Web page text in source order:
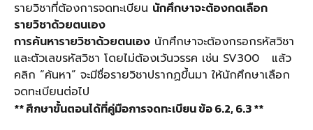
รายวิชาที่ต้องการจดทะเบียน นักศึกษาจะต้องกดเลือก
รายวิชาด้วยตนเอง
การค้นหารายวิชาด้วยตนเอง นักศึกษาจะต้องกรอกรหัสวิชา
และตัวเลขรหัสวิชา โดยไม่ต้องเว้นวรรค เช่น SV300 แล้ว
คลิก “ค้นหา” จะมีชื่อรายวิชาปรากฏขึ้นมา ให้นักศึกษาเลือก
จดทะเบียนต่อไป
** ศึกษาขั้นตอนได้ที่คู่มือการจดทะเบียน ข้อ 6.2, 6.3 **